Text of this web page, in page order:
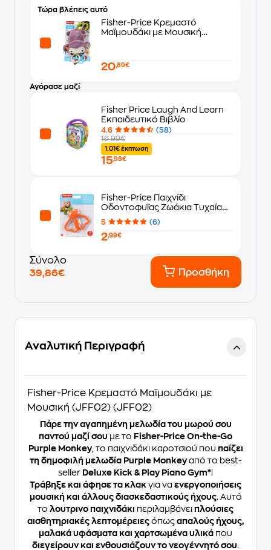
Τώρα βλέπεις αυτό
Fisher-Price Κρεμαστό
Μαϊμουδάκι με Μουσική
20,89€
Αγόρασε μαζί
Fisher Price Laugh And Learn
Εκπαιδευτικό Βιβλίο
4.6
(58)
16.99€
1.01€ έκπτωση
15,98€
Fisher-Price Παιχνίδι
Οδοντοφυΐας Ζωάκια Τυχαία
Επιλογή Σχεδίου (JFJ95)
5 (6)
2,99€
Σύνολο
39,86€
Προσθήκη
Αναλυτική Περιγραφή
Fisher-Price Κρεμαστό Μαϊμουδάκι με
Μουσική (JFF02) (JFF02)
Πάρε την αγαπημένη μελωδία του μωρού σου
παντού μαζί σου με το Fisher-Price On-the-Go
Purple Monkey, το παιχνιδάκι καροτσιού που παίζει
τη δημοφιλή μελωδία Purple Monkeyαπό το best-
seller Deluxe Kick & Play Piano Gym*!
Τράβηξε και άφησε τα κλακ για να ενεργοποιήσεις
μουσική και άλλους διασκεδαστικούς ήχους. Αυτό
το λουτρινο παιχνιδάκι περιλαμβάνει πλούσιες
αισθητηριακές λεπτομέρειες όπως απαλούς ήχους,
μαλακά υφάσματα και χαρτσωμένα υλικά που
διεγείρουν και ενθουσιάζουν το νεογέννητό σου.